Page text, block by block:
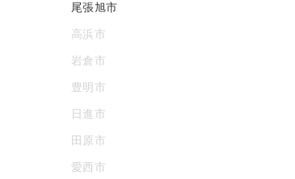
尾張旭市
高浜市
岩倉市
豊明市
日進市
田原市
愛西市